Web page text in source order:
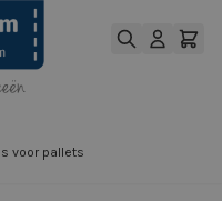
voor pallets